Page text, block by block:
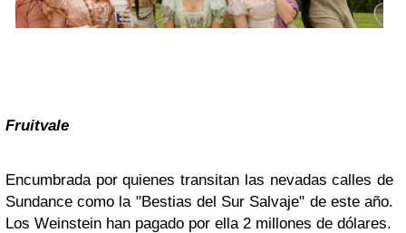
Fruitvale
Encumbrada por quienes transitan las nevadas calles de
Sundance como la "Bestias del Sur Salvaje" de este año.
Los Weinstein han pagado por ella 2 millones de dólares.